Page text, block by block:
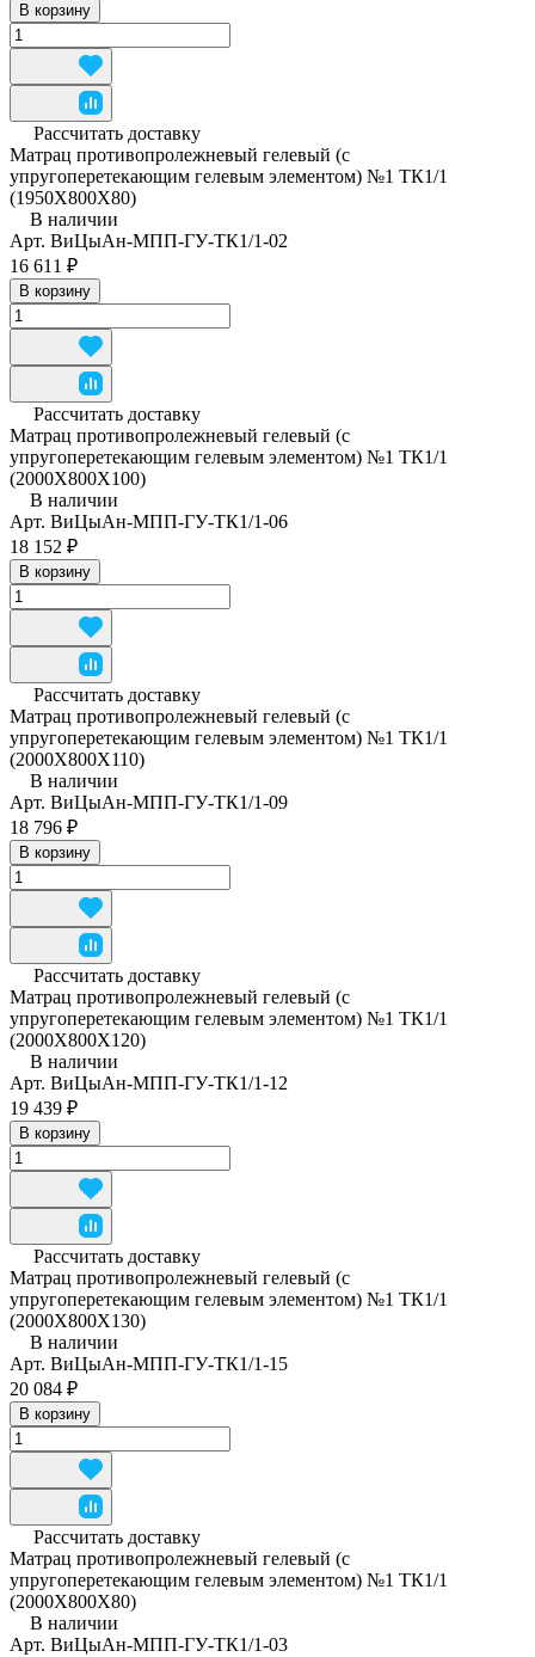
В корзину
Рассчитать доставку
Матрац противопролежневый гелевый (с
упругоперетекающим гелевым элементом) №1 ТК1/1
(1950Х800Х80)
В наличии
Арт. ВиЦыАн-МПП-ГУ-ТК1/1-02
16 611 ₽
В корзину
Рассчитать доставку
Матрац противопролежневый гелевый (с
упругоперетекающим гелевым элементом) №1 ТК1/1
(2000Х800Х100)
В наличии
Арт. ВиЦыАн-МПП-ГУ-ТК1/1-06
18 152 ₽
В корзину
Рассчитать доставку
Матрац противопролежневый гелевый (с
упругоперетекающим гелевым элементом) №1 ТК1/1
(2000Х800Х110)
В наличии
Арт. ВиЦыАн-МПП-ГУ-ТК1/1-09
18 796 ₽
В корзину
Рассчитать доставку
Матрац противопролежневый гелевый (с
упругоперетекающим гелевым элементом) №1 ТК1/1
(2000Х800Х120)
В наличии
Арт. ВиЦыАн-МПП-ГУ-ТК1/1-12
19 439 ₽
В корзину
Рассчитать доставку
Матрац противопролежневый гелевый (с
упругоперетекающим гелевым элементом) №1 ТК1/1
(2000Х800Х130)
В наличии
Арт. ВиЦыАн-МПП-ГУ-ТК1/1-15
20 084 ₽
В корзину
Рассчитать доставку
Матрац противопролежневый гелевый (с
упругоперетекающим гелевым элементом) №1 ТК1/1
(2000Х800Х80)
В наличии
Арт. ВиЦыАн-МПП-ГУ-ТК1/1-03